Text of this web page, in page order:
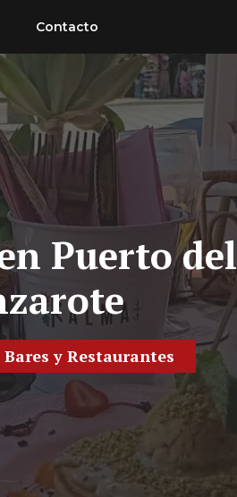
Contacto
Puerto
Bares y Restaurantes